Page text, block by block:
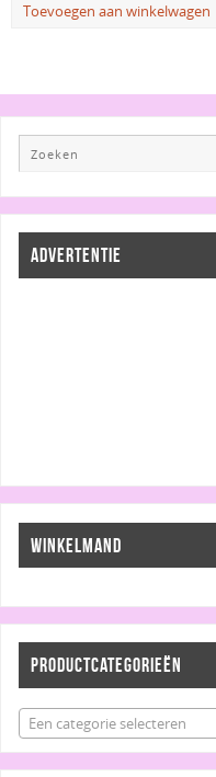
Toevoegen aan winkelwagen
ADVERTENTIE
WINKELMAND
PRODUCTCATEGORIEËN
Een categorie selecteren